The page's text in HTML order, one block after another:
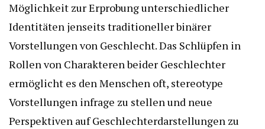
Möglichkeit zur Erprobung unterschiedlicher
Identitäten jenseits traditioneller binärer
Vorstellungen von Geschlecht. Das Schlüpfen in
Rollen von Charakteren beider Geschlechter
ermöglicht es den Menschen oft, stereotype
Vorstellungen infrage zu stellen und neue
Perspektiven auf Geschlechterdarstellungen zu